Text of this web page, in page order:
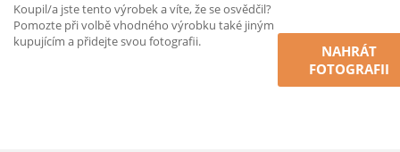
Koupil/a jste tento výrobek a víte, že se osvědčil?
Pomozte při volbě vhodného výrobku také jiným
kupujícím a přidejte svou fotografii.
NAHRÁT
FOTOGRAFII